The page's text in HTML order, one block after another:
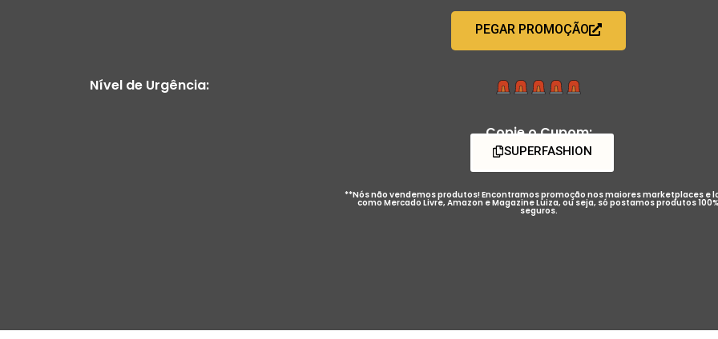
PEGAR PROMOÇÃO
Nível de Urgência:
Copie o Cupom:
SUPERFASHION
**Nós não vendemos produtos! Encontramos promoção nos maiores marketplaces e
como Mercado Livre, Amazon e Magazine Luiza, ou seja, só postamos produtos 100%
seguros.